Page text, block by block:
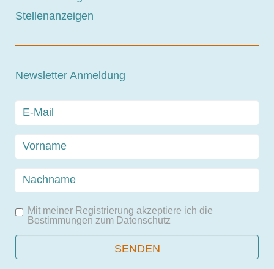
Stellenanzeigen
Newsletter Anmeldung
Mit meiner Registrierung akzeptiere ich die
Bestimmungen zum Datenschutz